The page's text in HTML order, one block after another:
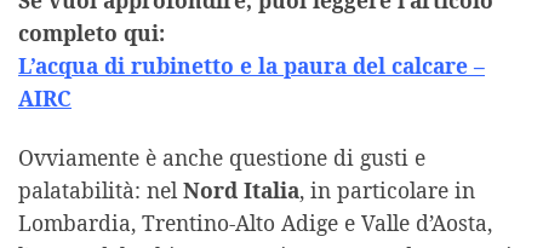
completo qui:
L’acqua di rubinetto e la paura del calcare –
AIRC
Ovviamente è anche questione di gusti e
palatabilità: nelNord Italia, in particolare in
Lombardia, Trentino-Alto Adige e Valle d’Aosta,